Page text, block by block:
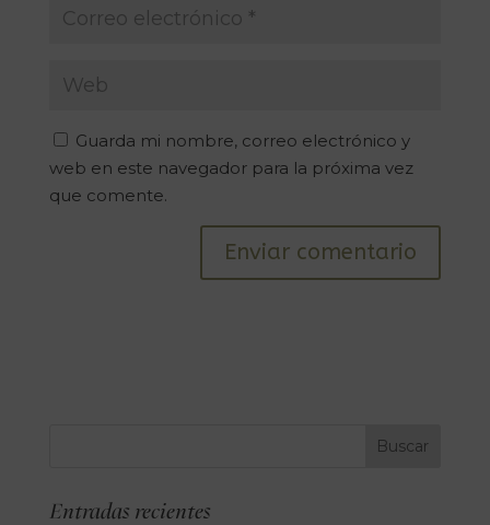
Guarda mi nombre, correo electrónico y
web en este navegador para la próxima vez
que comente.
Entradas recientes